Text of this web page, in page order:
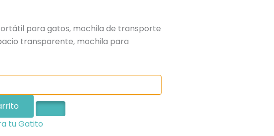
para gatos, mochila de transporte
transparente, mochila para
tu Gatito